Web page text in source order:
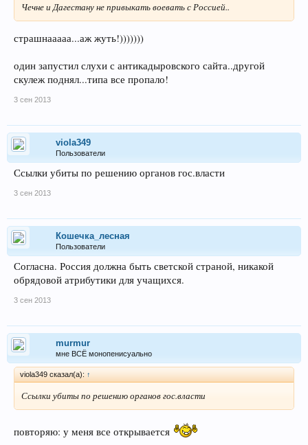
Чечне и Дагестану не привыкать воевать с Россией..
страшнааааа...аж жуть!)))))))
один запустил слухи с антикадыровского сайта..другой
скулеж поднял...типа все пропало!
3 сен 2013
viola349
Пользователи
Ссылки убиты по решению органов гос.власти
3 сен 2013
Кошечка_лесная
Пользователи
Согласна. Россия должна быть светской страной, никакой
обрядовой атрибутики для учащихся.
3 сен 2013
murmur
мне ВСЁ монопенисуально
viola349 сказал(а): ↑
Ссылки убиты по решению органов гос.власти
повторяю: у меня все открывается